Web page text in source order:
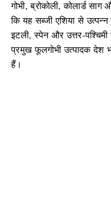
गोभी, ब्रोकोली, कोलार्ड
कि यह सब्जी एशिया से उत्पन्न
इटली, स्पेन और उत्तर-
प्रमुख फूलगोभी उत्पादक देश
हैं।